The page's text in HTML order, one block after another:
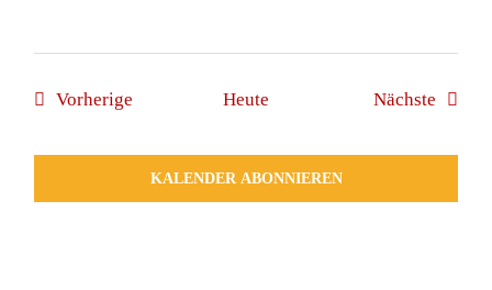
Vorherige Veranstaltungen
Heute Nächste
KALENDER ABONNIEREN